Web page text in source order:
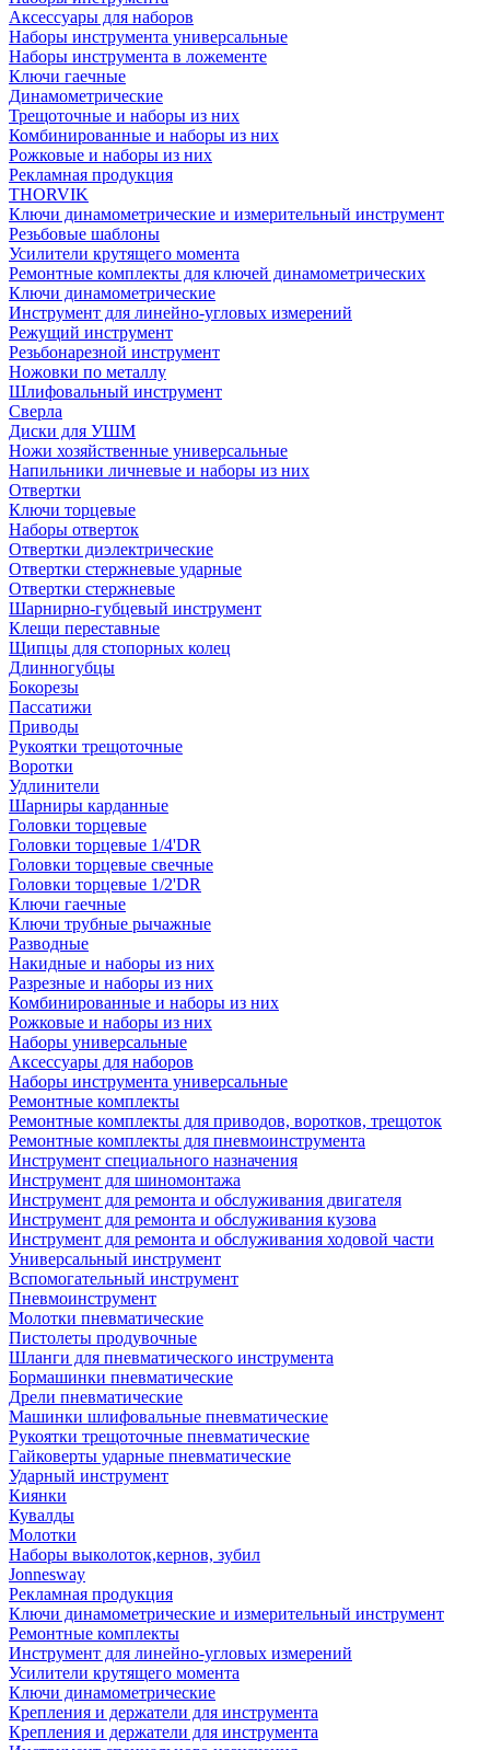
Аксессуары для наборов
Наборы инструмента универсальные
Наборы инструмента в ложементе
Ключи гаечные
Динамометрические
Трещоточные и наборы из них
Комбинированные и наборы из них
Рожковые и наборы из них
Рекламная продукция
THORVIK
Ключи динамометрические и измерительный инструмент
Резьбовые шаблоны
Усилители крутящего момента
Ремонтные комплекты для ключей динамометрических
Ключи динамометрические
Инструмент для линейно-угловых измерений
Режущий инструмент
Резьбонарезной инструмент
Ножовки по металлу
Шлифовальный инструмент
Сверла
Диски для УШМ
Ножи хозяйственные универсальные
Напильники личневые и наборы из них
Отвертки
Ключи торцевые
Наборы отверток
Отвертки диэлектрические
Отвертки стержневые ударные
Отвертки стержневые
Шарнирно-губцевый инструмент
Клещи переставные
Щипцы для стопорных колец
Длинногубцы
Бокорезы
Пассатижи
Приводы
Рукоятки трещоточные
Воротки
Удлинители
Шарниры карданные
Головки торцевые
Головки торцевые 1/4'DR
Головки торцевые свечные
Головки торцевые 1/2'DR
Ключи гаечные
Ключи трубные рычажные
Разводные
Накидные и наборы из них
Разрезные и наборы из них
Комбинированные и наборы из них
Рожковые и наборы из них
Наборы универсальные
Аксессуары для наборов
Наборы инструмента универсальные
Ремонтные комплекты
Ремонтные комплекты для приводов, воротков, трещоток
Ремонтные комплекты для пневмоинструмента
Инструмент специального назначения
Инструмент для шиномонтажа
Инструмент для ремонта и обслуживания двигателя
Инструмент для ремонта и обслуживания кузова
Инструмент для ремонта и обслуживания ходовой части
Универсальный инструмент
Вспомогательный инструмент
Пневмоинструмент
Молотки пневматические
Пистолеты продувочные
Шланги для пневматического инструмента
Бормашинки пневматические
Дрели пневматические
Машинки шлифовальные пневматические
Рукоятки трещоточные пневматические
Гайковерты ударные пневматические
Ударный инструмент
Киянки
Кувалды
Молотки
Наборы выколоток,кернов, зубил
Jonnesway
Рекламная продукция
Ключи динамометрические и измерительный инструмент
Ремонтные комплекты
Инструмент для линейно-угловых измерений
Усилители крутящего момента
Ключи динамометрические
Крепления и держатели для инструмента
Крепления и держатели для инструмента